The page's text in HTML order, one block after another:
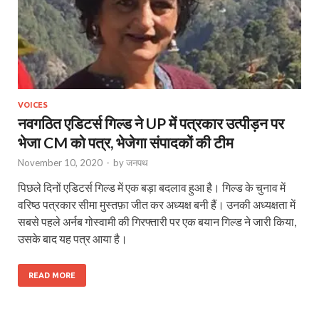
VOICES
नवगठित एडिटर्स गिल्ड ने UP में पत्रकार उत्पीड़न पर
भेजा CM को पत्र, भेजेगा संपादकों की टीम
November 10, 2020 - byजनपथ
पिछले दिनों एडिटर्स गिल्‍ड में एक बड़ा बदलाव हुआ है। गिल्‍ड के चुनाव में
वरिष्‍ठ पत्रकार सीमा मुस्‍तफ़ा जीत कर अध्‍यक्ष बनी हैं। उनकी अध्‍यक्षता में
सबसे पहले अर्नब गोस्‍वामी की गिरफ्तारी पर एक बयान गिल्‍ड ने जारी किया,
उसके बाद यह पत्र आया है।
READ MORE